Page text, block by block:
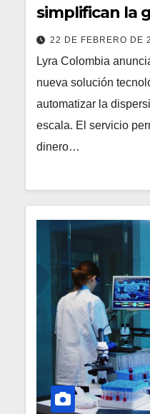
simplifican la
22 DE FEBRERO DE
Lyra Colombia
nueva solución
automatizar la
escala. El servicio
dinero…